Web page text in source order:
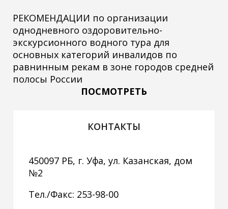
РЕКОМЕНДАЦИИ по организации
однодневного оздоровительно-
экскурсионного водного тура для
основных категорий инвалидов по
равнинным рекам в зоне городов средней
полосы России
ПОСМОТРЕТЬ
КОНТАКТЫ
450097 РБ, г. Уфа, ул. Казанская, дом
№2
Тел./Факс: 253-98-00